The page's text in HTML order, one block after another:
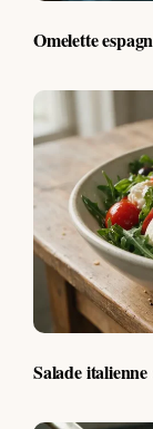
Omelette
Salade